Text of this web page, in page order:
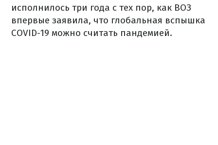
исполнилось три года с тех пор, как ВОЗ
впервые заявила, что глобальная вспышка
COVID-19 можно считать пандемией.